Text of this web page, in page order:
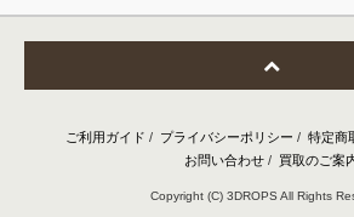
ご利用ガイド / プライバシーポリシー / 特定商
お問い合わせ / 買取のご案
Copyright (C) 3DROPS All Rights